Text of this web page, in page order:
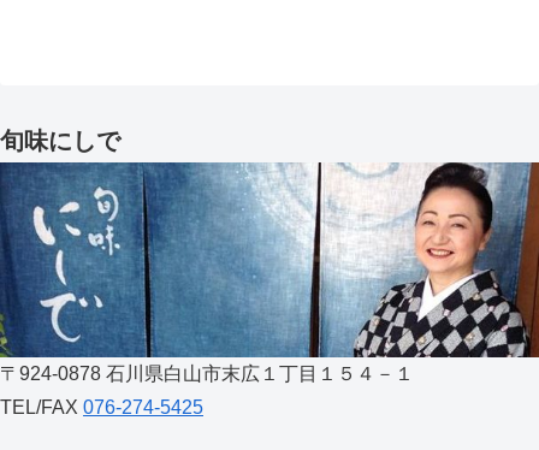
旬味にしで
〒924-0878 石川県白山市末広１丁目１５４－１
TEL/FAX 076-274-5425